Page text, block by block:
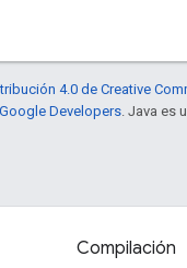
4.0 de Creative
Developers . Java es
Compilación